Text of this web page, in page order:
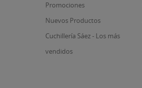
Promociones
Nuevos Productos
Cuchillería Sáez - Los más
vendidos